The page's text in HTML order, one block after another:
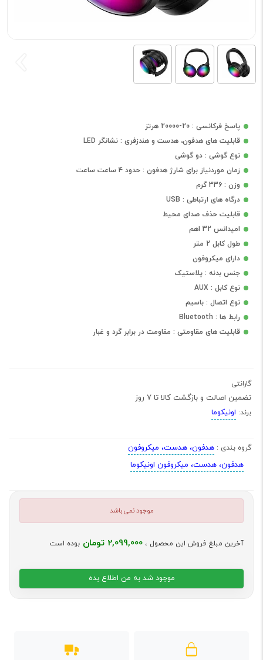
پاسخ فرکانسی : 20-20000 هرتز
قابلیت های هدفون، هدست و هندزفری : نشانگر LED
نوع گوشی : دو گوشی
زمان موردنیاز برای شارژ هدفون : حدود 4 ساعت ساعت
وزن : 336 گرم
درگاه های ارتباطی : USB
قابلیت حذف صدای محیط
امپدانس 32 اهم
طول کابل 2 متر
دارای میکروفون
جنس بدنه : پلاستیک
نوع کابل : AUX
نوع اتصال : باسیم
رابط ها : Bluetooth
قابلیت های مقاومتی : مقاومت در برابر گرد و غبار
گارانتی
تضمین اصالت و بازگشت کالا تا 7 روز
برند: اونیکوما
گروه بندی : هدفون، هدست، میکروفون
هدفون، هدست، میکروفون اونیکوما
موجود نمی باشد
آخرین مبلغ فروش این محصول ، 2,099,000 تومان بوده است
موجود شد به من اطلاع بده